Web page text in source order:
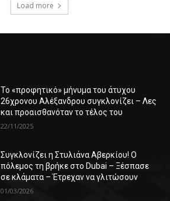
Load more
Το «προφητικό» μήνυμα του άτυχου
26χρονου Αλέξανδρου συγκλονίζει – Λες
και προαισθανόταν το τέλος του
22/11/2025
Συγκλονίζει η Στυλιάνα Αβερκίου! Ο
πόλεμος τη βρήκε στο Dubai – Ξέσπασε
σε κλάματα – Έτρεχαν να γλιτώσουν
01/03/2026